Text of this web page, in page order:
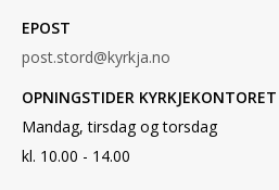
EPOST
post.stord@kyrkja.no
OPNINGSTIDER KYRKJEKONTORET
Mandag, tirsdag og torsdag
kl. 10.00 - 14.00